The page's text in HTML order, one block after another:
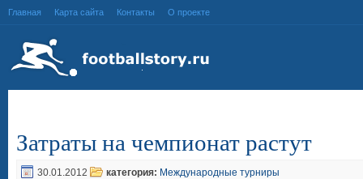
Главная Карта сайта Контакты О проекте
Затраты на чемпионат растут
30.01.2012 категория: Международные турниры